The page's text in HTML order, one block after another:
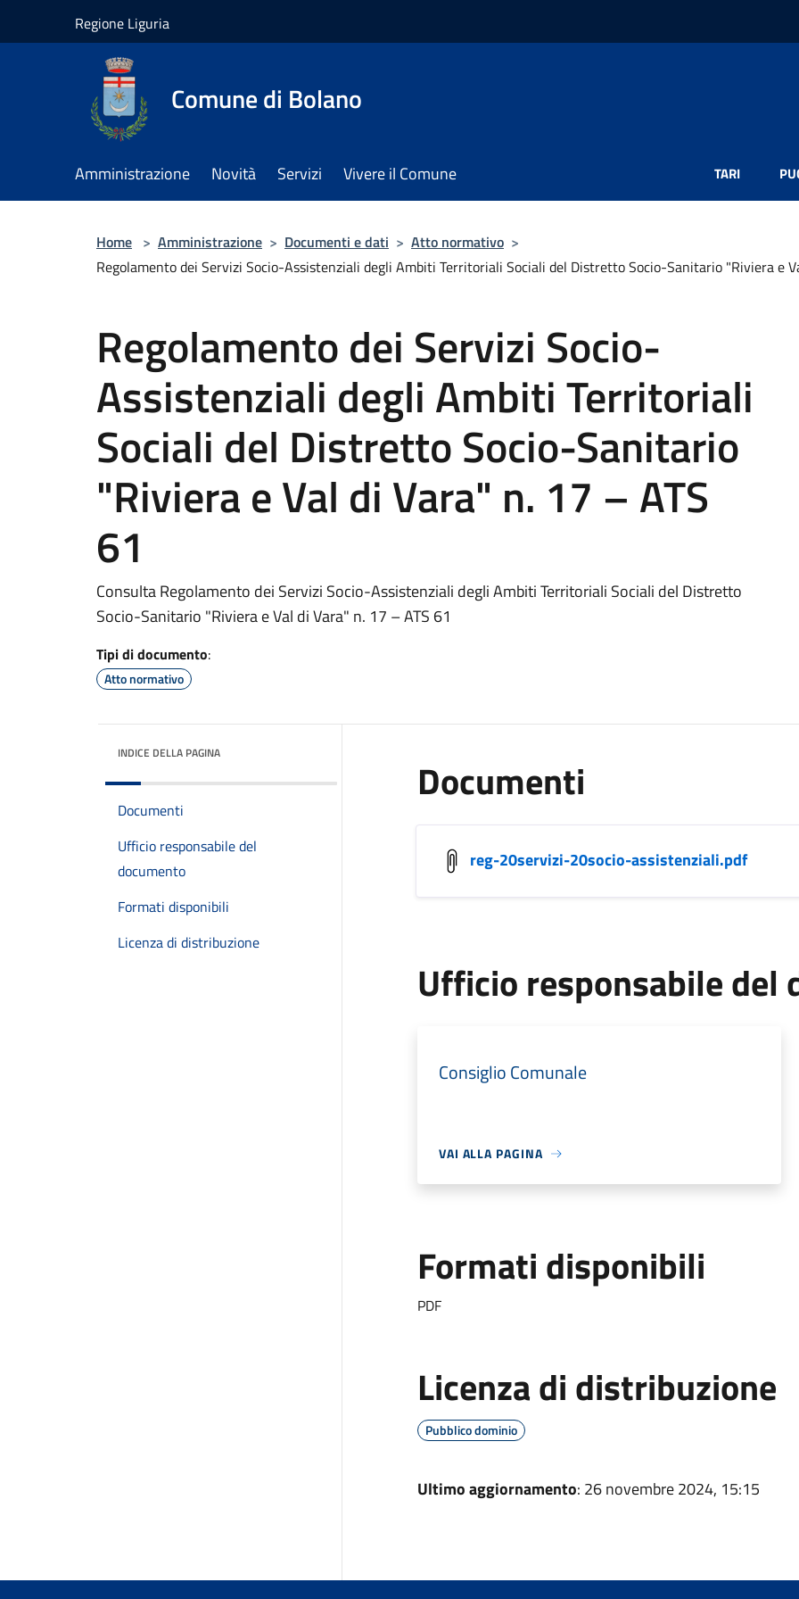
Regione Liguria
Comune di Bolano
Amministrazione Novità Servizi Vivere il Comune TARI
Home > Amministrazione > Documenti e dati > Atto normativo >
Regolamento dei Servizi Socio-Assistenziali degli Ambiti Territoriali Sociali del Distretto Socio-Sanitario "Riviera e
Regolamento dei Servizi Socio-
Assistenziali degli Ambiti Territoriali
Sociali del Distretto Socio-Sanitario
"Riviera e Val di Vara" n. 17 – ATS
61
Consulta Regolamento dei Servizi Socio-Assistenziali degli Ambiti Territoriali Sociali del Distretto
Socio-Sanitario "Riviera e Val di Vara" n. 17 – ATS 61
Tipi di documento:
Atto normativo
INDICE DELLA PAGINA
Documenti
Ufficio responsabile del
documento
Formati disponibili
Licenza di distribuzione
Documenti
reg-20servizi-20socio-assistenziali.pdf
Ufficio responsabile del
Consiglio Comunale
VAI ALLA PAGINA
Formati disponibili
PDF
Licenza di distribuzione
Pubblico dominio
Ultimo aggiornamento: 26 novembre 2024, 15:15